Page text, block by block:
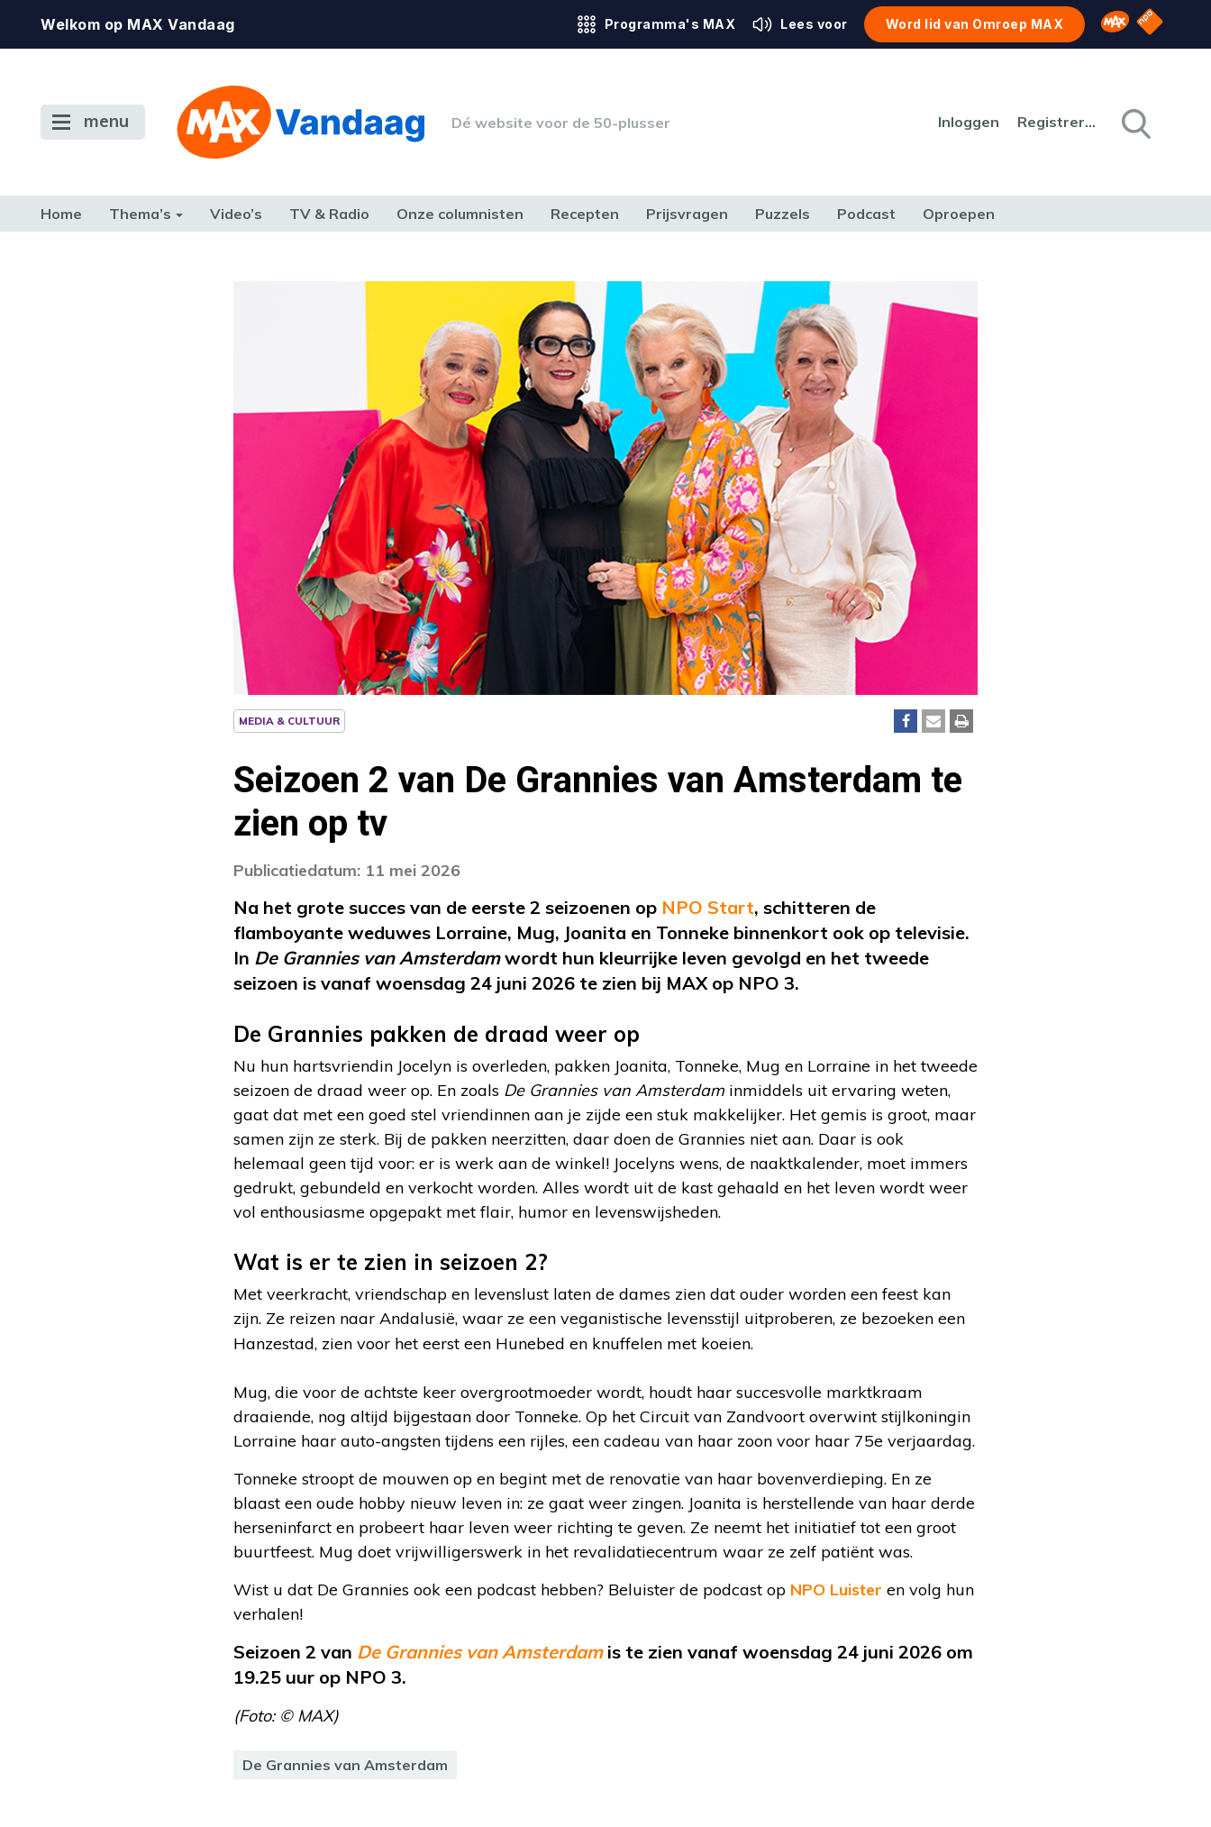
Welkom op MAX Vandaag Programma's MAX Lees voor Word lid van Omroep MAX Omroep MAX
NPO
menu Dé website voor de 50-plusser Inloggen Registreren
Home Thema’s Video’s TV & Radio Onze columnisten Recepten Prijsvragen Puzzels Podcast Oproepen
MEDIA & CULTUUR
Seizoen 2 van De Grannies van Amsterdam te
zien op tv
Publicatiedatum: 11 mei 2026
Na het grote succes van de eerste 2 seizoenen op NPO Start, schitteren de
flamboyante weduwes Lorraine, Mug, Joanita en Tonneke binnenkort ook op televisie.
In De Grannies van Amsterdamwordt hun kleurrijke leven gevolgd en het tweede
seizoen is vanaf woensdag 24 juni 2026 te zien bij MAX op NPO 3.
De Grannies pakken de draad weer op
Nu hun hartsvriendin Jocelyn is overleden, pakken Joanita, Tonneke, Mug en Lorraine in het tweede
seizoen de draad weer op. En zoals De Grannies van Amsterdam inmiddels uit ervaring weten,
gaat dat met een goed stel vriendinnen aan je zijde een stuk makkelijker. Het gemis is groot, maar
samen zijn ze sterk. Bij de pakken neerzitten, daar doen de Grannies niet aan. Daar is ook
helemaal geen tijd voor: er is werk aan de winkel! Jocelyns wens, de naaktkalender, moet immers
gedrukt, gebundeld en verkocht worden. Alles wordt uit de kast gehaald en het leven wordt weer
vol enthousiasme opgepakt met flair, humor en levenswijsheden.
Wat is er te zien in seizoen 2?
Met veerkracht, vriendschap en levenslust laten de dames zien dat ouder worden een feest kan
zijn. Ze reizen naar Andalusië, waar ze een veganistische levensstijl uitproberen, ze bezoeken een
Hanzestad, zien voor het eerst een Hunebed en knuffelen met koeien.
Mug, die voor de achtste keer overgrootmoeder wordt, houdt haar succesvolle marktkraam
draaiende, nog altijd bijgestaan door Tonneke. Op het Circuit van Zandvoort overwint stijlkoningin
Lorraine haar auto-angsten tijdens een rijles, een cadeau van haar zoon voor haar 75e verjaardag.
Tonneke stroopt de mouwen op en begint met de renovatie van haar bovenverdieping. En ze
blaast een oude hobby nieuw leven in: ze gaat weer zingen. Joanita is herstellende van haar derde
herseninfarct en probeert haar leven weer richting te geven. Ze neemt het initiatief tot een groot
buurtfeest. Mug doet vrijwilligerswerk in het revalidatiecentrum waar ze zelf patiënt was.
Wist u dat De Grannies ook een podcast hebben? Beluister de podcast op NPO Luister en volg hun
verhalen!
Seizoen 2 van De Grannies van Amsterdamis te zien vanaf woensdag 24 juni 2026 om
19.25 uur op NPO 3.
(Foto: © MAX)
De Grannies van Amsterdam